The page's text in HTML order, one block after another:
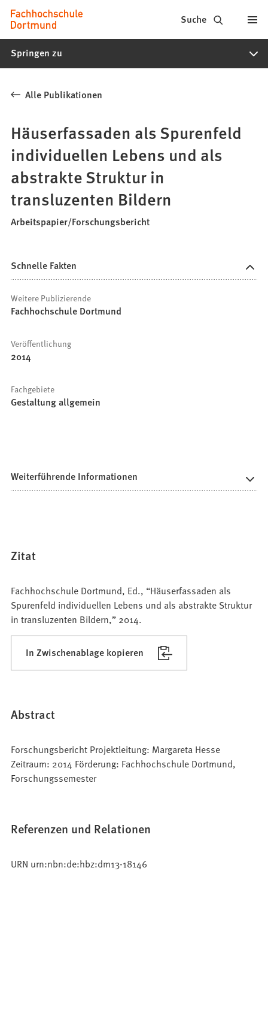
Inhalt anspringen
Fachhochschule
Dortmund
-
Studiengänge,
Bewerbung
Suche
Springen zu
Alle Publikationen
Häuserfassaden als Spurenfeld
individuellen Lebens und als
abstrakte Struktur in
transluzenten Bildern
Arbeitspapier/Forschungsbericht
Schnelle Fakten
Weitere Publizierende
Fachhochschule Dortmund
Veröffentlichung
2014
Fachgebiete
Gestaltung allgemein
Weiterführende Informationen
Zitat
Fachhochschule Dortmund, Ed., “Häuserfassaden als
Spurenfeld individuellen Lebens und als abstrakte Struktur
in transluzenten Bildern,” 2014.
In Zwischenablage kopieren
Abstract
Forschungsbericht Projektleitung: Margareta Hesse
Zeitraum: 2014 Förderung: Fachhochschule Dortmund,
Forschungssemester
Referenzen und Relationen
URN urn:nbn:de:hbz:dm13-18146